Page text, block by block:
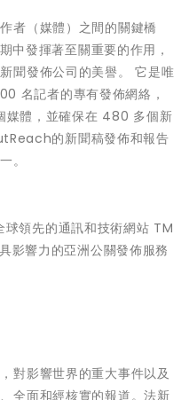
者（媒體）之間的關鍵橋
發揮著至關重要的作用，
聞發佈公司的美譽。 它是唯
名記者的專有發佈網絡，
體，並確保在 480 多個新
的新聞稿發佈和報告
。
領先的通訊和技術網站 TM
影響力的亞洲公關發佈服務
對影響世界的重大事件以及
全面和經核實的報道。法新